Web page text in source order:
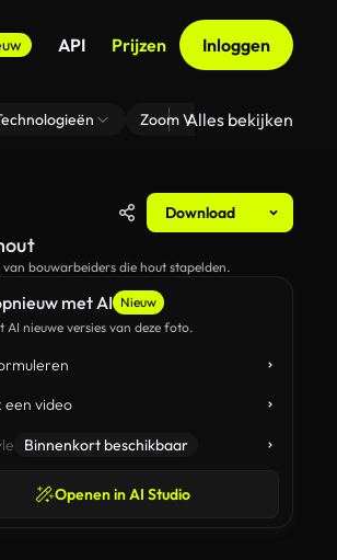
API Prijzen Inloggen
Zoom Virtuele
Alles bekijken
Download
met AI Nieuw
AI nieuwe versies van deze foto.
een video
Binnenkort beschikbaar
Openen in AI Studio
bouwarbeiders die hout stapelden.